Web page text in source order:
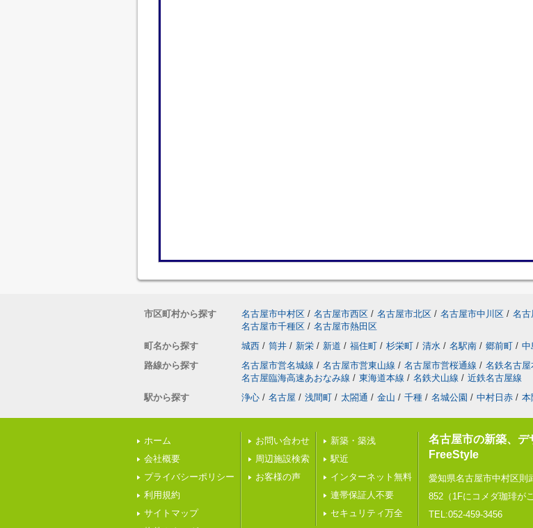
市区町村から探す 名古屋市中村区 / 名古屋市西区 / 名古屋市北区 / 名古屋市中川区 / 名古
名古屋市千種区 / 名古屋市熱田区
町名から探す
城西 / 筒井 / 新栄 / 新道 / 福住町 / 杉栄町 / 清水 / 名駅南 / 郷前町 / 中
路線から探す
名古屋市営名城線 / 名古屋市営東山線 / 名古屋市営桜通線 / 名鉄名古屋
名古屋臨海高速あおなみ線 / 東海道本線 / 名鉄犬山線 / 近鉄名古屋線
駅から探す
浄心 / 名古屋 / 浅間町 / 太閤通 / 金山 / 千種 / 名城公園 / 中村日赤 / 本
ホーム
会社概要
プライバシーポリシー
利用規約
サイトマップ
お問い合わせ
周辺施設検索
お客様の声
新築・築浅
駅近
インターネット無料
連帯保証人不要
セキュリティ万全
名古屋市の新築、デ
FreeStyle
愛知県名古屋市中村区則
852（1Fにコメダ珈琲が
TEL:052-459-3456